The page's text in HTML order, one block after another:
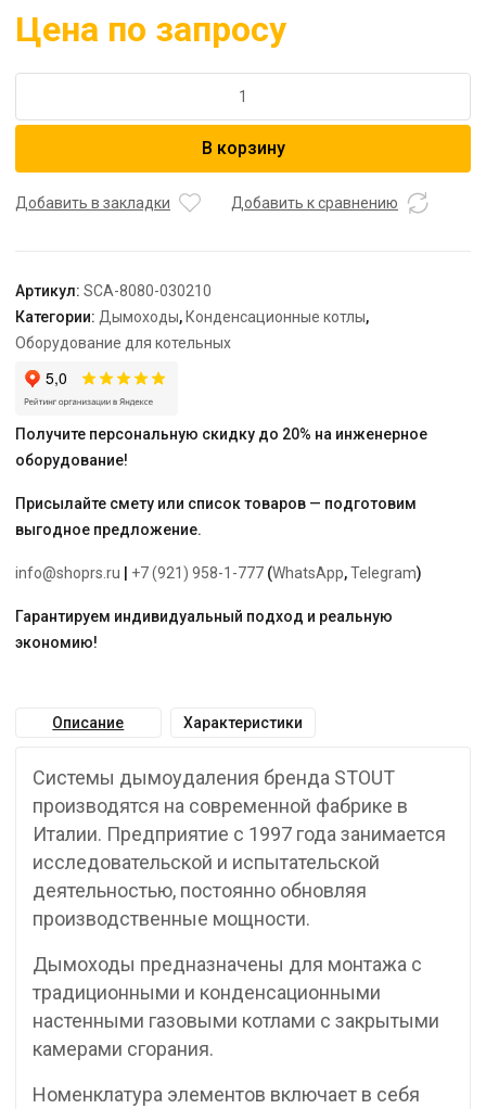
Цена по запросу
STOUT
конденсац.
DN80
п/
п/
В корзину
Добавить в закладки Добавить к сравнению
Артикул: SCA-8080-030210
Категории: Дымоходы, Конденсационные котлы,
Оборудование для котельных
Получите персональную скидку до 20% на инженерное
оборудование!
Присылайте смету или список товаров — подготовим
выгодное предложение.
info@shoprs.ru +7 (921) 958-1-777 (WhatsApp,Telegram)
Гарантируем индивидуальный подход и реальную
экономию!
Описание Характеристики
Системы дымоудаления бренда STOUT
производятся на современной фабрике в
Италии. Предприятие с 1997 года занимается
исследовательской и испытательской
деятельностью, постоянно обновляя
производственные мощности.
Дымоходы предназначены для монтажа с
традиционными и конденсационными
настенными газовыми котлами с закрытыми
камерами сгорания.
Номенклатура элементов включает в себя